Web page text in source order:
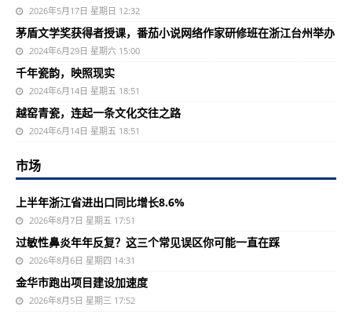
2026年5月17日 星期日 12:32
茅盾文学奖获得者授课，番茄小说网络作家研修班在浙江台州举办
2024年6月29日 星期六 15:00
千年瓷韵，映照现实
2024年6月14日 星期五 18:51
越窑青瓷，连起一条文化交往之路
2024年6月14日 星期五 18:51
市场
上半年浙江省进出口同比增长8.6%
2026年8月7日 星期五 17:51
过敏性鼻炎年年反复？这三个常见误区你可能一直在踩
2026年8月6日 星期四 14:31
金华市跑出项目建设加速度
2026年8月5日 星期三 17:52